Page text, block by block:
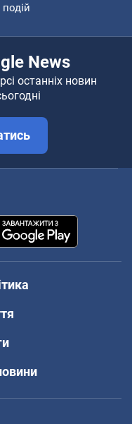
подій
News
останніх новин